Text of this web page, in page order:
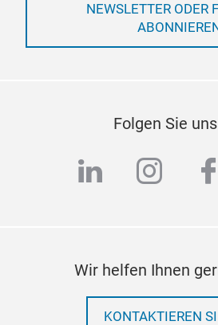
NEWSLETTER ODER
Folgen Sie
linkedin
Wir helfen Ihnen
KONTAKTIEREN